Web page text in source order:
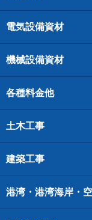
電気設備資材
機械設備資材
各種料金他
土木工事
建築工事
港湾・港湾海岸・